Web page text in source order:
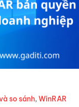
so sánh,WinRAR